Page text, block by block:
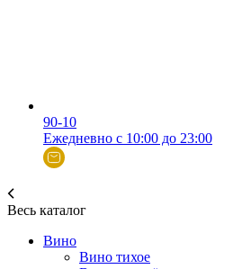
90-10
Ежедневно с 10:00 до 23:00
Весь каталог
Вино
Вино тихое